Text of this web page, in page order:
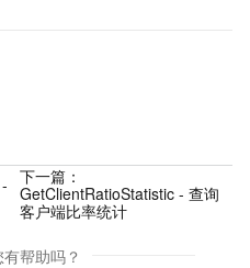
下一篇：
GetClientRatioStatistic - 查询
客户端比率统计
帮助吗？